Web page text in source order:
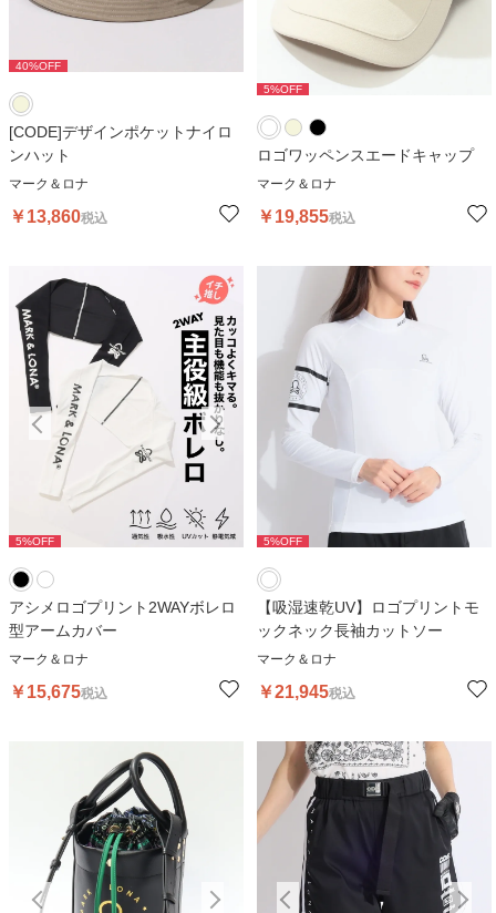
40%OFF
[CODE]デザインポケットナイロ
ンハット
マーク＆ロナ
￥13,860税込
5%OFF
ロゴワッペンスエードキャップ
マーク＆ロナ
￥19,855税込
5%OFF %OFF
アシメロゴプリント2WAYボレロ
型アームカバー
マーク＆ロナ
￥15,675税込
5%OFF
【吸湿速乾UV】ロゴプリントモ
ックネック長袖カットソー
マーク＆ロナ
￥21,945税込